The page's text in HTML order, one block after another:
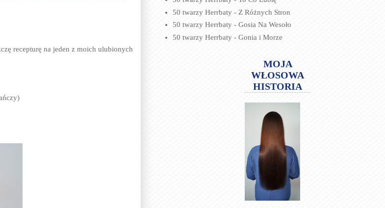
recepturę na jeden z moich ulubionych
50 twarzy Herrbaty - Z Różnych Stron
50 twarzy Herrbaty - Gosia Na Wesoło
50 twarzy Herrbaty - Gonia i Morze
MOJA
WŁOSOWA
HISTORIA